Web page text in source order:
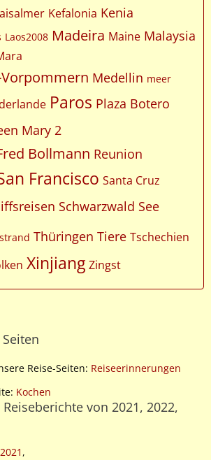
Kefalonia Kenia
Laos2008 Madeira Maine Malaysia
Medellin meer
Paros Plaza Botero
Mary 2
Bollmann Reunion
Francisco Santa Cruz
Schwarzwald See
strand Thüringen Tiere Tschechien
Xinjiang Zingst
Reise-Seiten: Reiseerinnerungen
Kochen
von 2021, 2022,
,